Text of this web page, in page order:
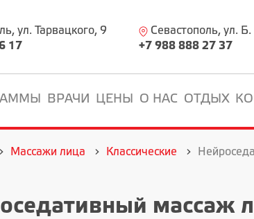
ул. Тарвацкого, 9
17
Севастополь, ул.
+7 988 888 27 37
ВРАЧИ ЦЕНЫ О НАС ОТДЫХ
Массажи лица Классические
массаж